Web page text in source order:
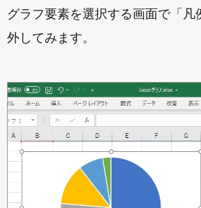
グラフ要素を選択する画面で「凡
外してみます。